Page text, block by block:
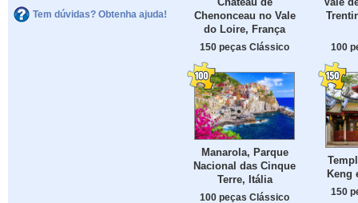
Tem dúvidas? Obtenha ajuda!
Chenonceau no Vale
do Loire, França
150 peças Clássico 100
Manarola, Parque
Nacional das Cinque
Terre, Itália
100 peças Clássico
Keng
150